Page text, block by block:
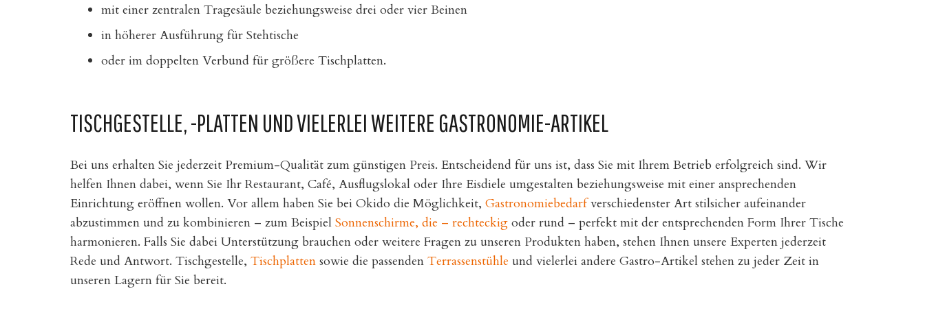
mit einer zentralen Tragesäule beziehungsweise drei oder vier Beinen
in höherer Ausführung für Stehtische
oder im doppelten Verbund für größere Tischplatten.
TISCHGESTELLE, -PLATTEN UND VIELERLEI WEITERE GASTRONOMIE-ARTIKEL
Bei uns erhalten Sie jederzeit Premium-Qualität zum günstigen Preis. Entscheidend für uns ist, dass Sie mit Ihrem Betrieb erfolgreich sind. Wir
helfen Ihnen dabei, wenn Sie Ihr Restaurant, Café, Ausflugslokal oder Ihre Eisdiele umgestalten beziehungsweise mit einer ansprechenden
Einrichtung eröffnen wollen. Vor allem haben Sie bei Okido die Möglichkeit, Gastronomiebedarfverschiedenster Art stilsicher aufeinander
abzustimmen und zu kombinieren – zum Beispiel Sonnenschirme, die – rechteckig oder rund – perfekt mit der entsprechenden Form Ihrer Tische
harmonieren. Falls Sie dabei Unterstützung brauchen oder weitere Fragen zu unseren Produkten haben, stehen Ihnen unsere Experten jederzeit
Rede und Antwort. Tischgestelle, Tischplatten sowie die passenden Terrassenstühle und vielerlei andere Gastro-Artikel stehen zu jeder Zeit in
unseren Lagern für Sie bereit.